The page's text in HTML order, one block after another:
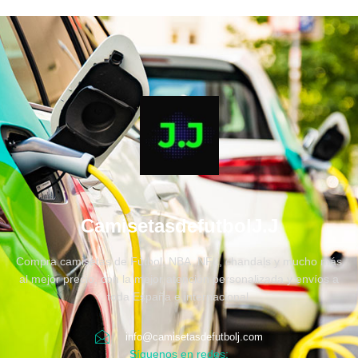
CamisetasdefutbolJ.J
Compra camisetas de Fútbol, NBA, NFL, chandals y mucho más
al mejor precio, con la mejor atención personalizada y envíos a
toda España e internacional.
info@camisetasdefutbolj.com
Síguenos en redes: